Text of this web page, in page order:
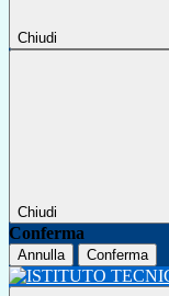
Chiudi
Chiudi
Conferma
Annulla Conferma